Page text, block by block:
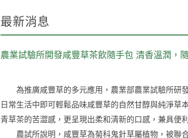
最新消息
農業試驗所開發咸豐草茶飲隨手包 清香溫潤，
為推廣咸豐草的多元應用，農業部農業試驗所研發
日常生活中即可輕鬆品味咸豐草的自然甘醇與純淨
青草茶的苦澀感，更呈現出柔和清新的口感，兼具便
農試所說明，咸豐草為菊科鬼針草屬植物，被聯合